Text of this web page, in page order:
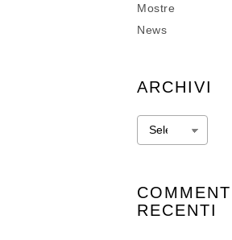
Mostre
News
ARCHIVI
Archivi
RECENTI